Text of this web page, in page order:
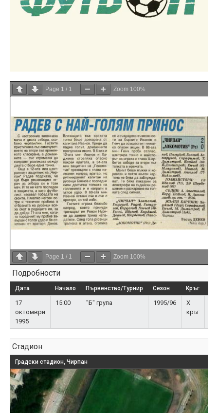
Page 1 / 1 Zoom 100%
Page 1 / 1 Zoom 100%
Подробности
Дата Начало Първенство/Турнир Сезон Кръг
17
октомври
1995
15:00 "Б" група 1995/96
X
кръг
Стадион
Градски стадион, Чирпан